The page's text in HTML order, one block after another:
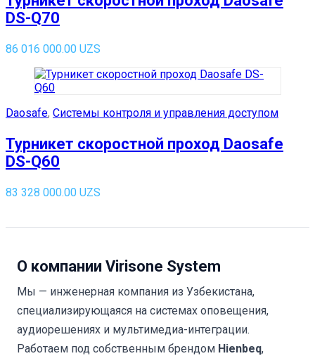
DS-Q70
86 016 000.00 UZS
Daosafe, Системы контроля и управления доступом
Турникет скоростной проход Daosafe
DS-Q60
83 328 000.00 UZS
О компании Virisone System
Мы — инженерная компания из Узбекистана,
специализирующаяся на системах оповещения,
аудиорешениях и мультимедиа-интеграции.
Работаем под собственным брендом Hienbeq,